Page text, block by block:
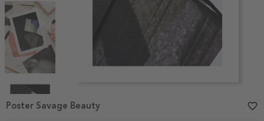
1
Poster Savage Beauty favorite_border